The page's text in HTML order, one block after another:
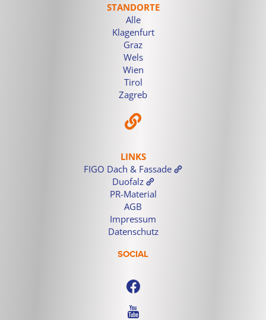
STANDORTE
Alle
Klagenfurt
Graz
Wels
Wien
Tirol
Zagreb
LINKS
FIGO Dach & Fassade
Duofalz
PR-Material
AGB
Impressum
Datenschutz
SOCIAL